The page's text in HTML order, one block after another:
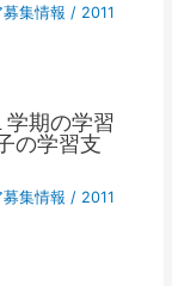
集情報 / 2011
期の学習
の学習支
集情報 / 2011